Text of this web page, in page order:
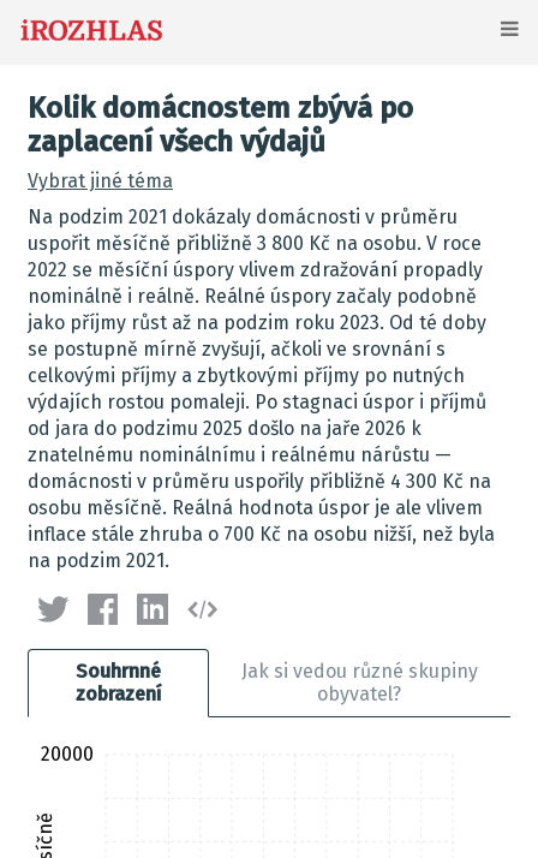
Kolik domácnostem zbývá po
zaplacení všech výdajů
Vybrat jiné téma
Na podzim 2021 dokázaly domácnosti v průměru
uspořit měsíčně přibližně 3 800 Kč na osobu. V roce
2022 se měsíční úspory vlivem zdražování propadly
nominálně i reálně. Reálné úspory začaly podobně
jako příjmy růst až na podzim roku 2023. Od té doby
se postupně mírně zvyšují, ačkoli ve srovnání s
celkovými příjmy a zbytkovými příjmy po nutných
výdajích rostou pomaleji. Po stagnaci úspor i příjmů
od jara do podzimu 2025 došlo na jaře 2026 k
znatelnému nominálnímu i reálnému nárůstu —
domácnosti v průměru uspořily přibližně 4 300 Kč na
osobu měsíčně. Reálná hodnota úspor je ale vlivem
inflace stále zhruba o 700 Kč na osobu nižší, než byla
na podzim 2021.
Souhrnné
zobrazení
Jak si vedou různé skupiny
obyvatel?
20000